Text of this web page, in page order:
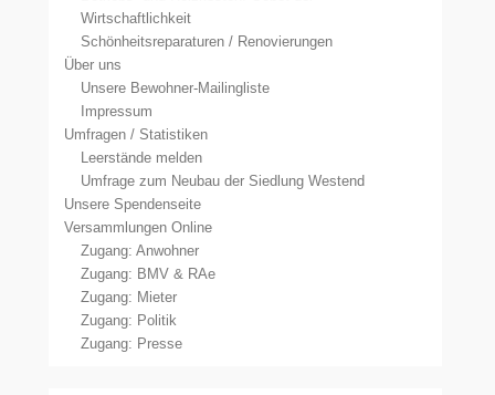
Wirtschaftlichkeit
Schönheitsreparaturen / Renovierungen
Über uns
Unsere Bewohner-Mailingliste
Impressum
Umfragen / Statistiken
Leerstände melden
Umfrage zum Neubau der Siedlung Westend
Unsere Spendenseite
Versammlungen Online
Zugang: Anwohner
Zugang: BMV & RAe
Zugang: Mieter
Zugang: Politik
Zugang: Presse